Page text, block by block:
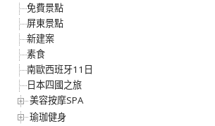
免費景點
屏東景點
新建案
素食
南歐西班牙11日
日本四國之旅
美容按摩SPA
瑜珈健身